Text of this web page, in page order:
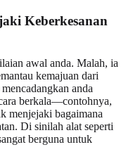
Keberkesanan
awal anda. Malah, ia
kemajuan dari
anda
berkala—contohnya,
menjejaki bagaimana
Di sinilah alat seperti
berguna untuk